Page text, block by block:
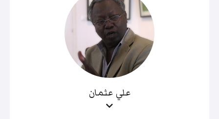
علي عثمان